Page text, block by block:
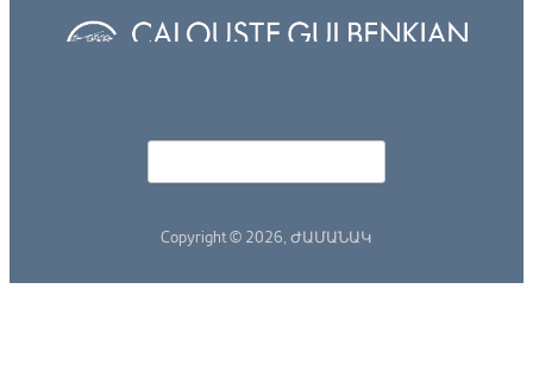
Copyright © 2026, ԺԱՄԱՆԱԿ